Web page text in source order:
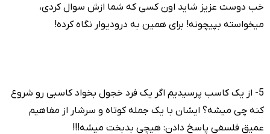
خب دوست عزیز شاید اون کسی که شما ازش سوال کردی،
میخواسته بپیچونه! برای همین به درودیوار نگاه کرده!
5- از یک کاسب پرسیدیم اگر یک فرد خجول بخواد کاسبی رو شروع
کنه چی میشه؟ ایشان با یک جمله کوتاه و سرشار از مفاهیم
عمیق فلسفی پاسخ دادن: هیچی بدبخت میشه!!!